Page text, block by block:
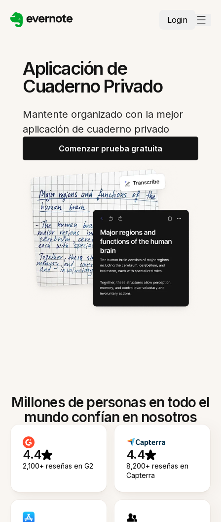
Login
Aplicación de
Cuaderno Privado
Mantente organizado con la mejor
aplicación de cuaderno privado
Comenzar prueba gratuita
Millones de personas en todo el
mundo confían en nosotros
4.4
2,100+ reseñas en G2
4.4
8,200+ reseñas en
Capterra